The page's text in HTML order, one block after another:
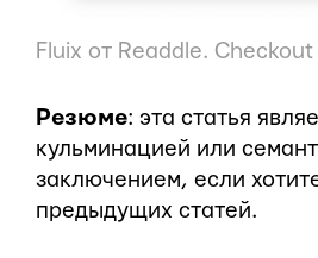
Fluix от Readdle.
Резюме: эта статья
кульминацией или
заключением, если
предыдущих статей.